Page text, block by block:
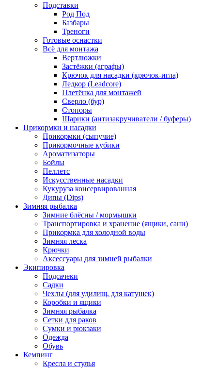
Подставки
Род Под
Базбары
Треноги
Готовые оснастки
Всё для монтажа
Вертлюжки
Застёжки (аграфы)
Крючок для насадки (крючок-игла)
Ледкор (Leadcore)
Плетёнка для монтажей
Сверло (бур)
Стопоры
Шарики (антизакручиватели / буферы)
Прикормки и насадки
Прикормки (сыпучие)
Прикормочные кубики
Ароматизаторы
Бойлы
Пеллетс
Искусственные насадки
Кукуруза консервированная
Дипы (Dips)
Зимняя рыбалка
Зимние блёсны / мормышки
Транспортировка и хранение (ящики, сани)
Прикормка для холодной воды
Зимняя леска
Крючки
Аксессуары для зимней рыбалки
Экипировка
Подсачеки
Садки
Чехлы (для удилищ, для катушек)
Коробки и ящики
Зимняя рыбалка
Сетки для раков
Сумки и рюкзаки
Одежда
Обувь
Кемпинг
Кресла и стулья